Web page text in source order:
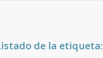
de la etiqueta: